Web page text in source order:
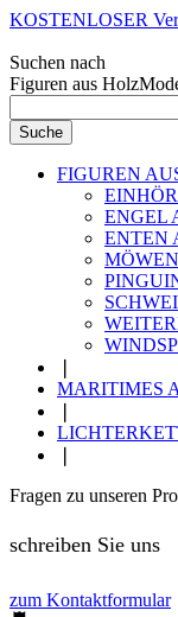
KOSTENLOSER
Suchen nach
Figuren aus Holz
Suche
FIGUREN
ENGEL
ENTEN
MARITIMES
Fragen zu unseren
schreiben Sie uns
zum Kontaktformular